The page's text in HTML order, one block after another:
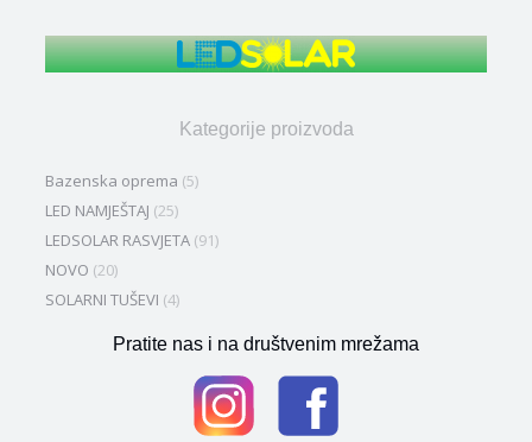
Kategorije proizvoda
Bazenska oprema (5)
LED NAMJEŠTAJ (25)
LEDSOLAR RASVJETA (91)
NOVO (20)
SOLARNI TUŠEVI (4)
Pratite nas i na društvenim mrežama